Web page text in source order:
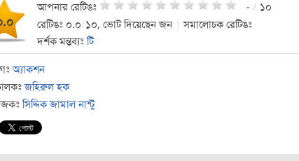
আপনার রেটিঙঃ - / ১০
রেটিঙঃ ০.০/১০, ভোট দিয়েছেন জন
সমালোচক রেটিঙঃ
দর্শক মন্তব্যঃটি
অ্যাকশন
জহিরুল হক
সিদ্দিক জামাল নান্টু